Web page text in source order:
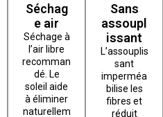
Séchag
e air
Séchage à
l’air libre
recomman
dé. Le
soleil aide
à éliminer
naturellem
Sans
assoupl
issant
L’assouplis
sant
imperméa
bilise les
fibres et
réduit